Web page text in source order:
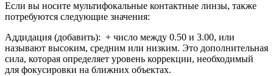
Если вы носите мультифокальные контактные линзы, также
потребуются следующие значения:
Аддидация (добавить): + число между 0.50 и 3.00, или
называют высоким, средним или низким. Это дополнительная
сила, которая определяет уровень коррекции, необходимый
для фокусировки на ближних объектах.